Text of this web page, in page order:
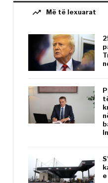
trending_up Më të lexuarat